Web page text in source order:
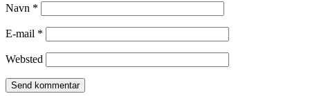
Navn *
E-mail *
Websted